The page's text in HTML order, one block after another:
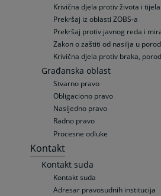
Krivična djela protiv života i tijela
Prekršaj iz oblasti ZOBS-a
Prekršaj protiv javnog reda i
Zakon o zaštiti od nasilja u
Krivična djela protiv braka,
Građanska oblast
Stvarno pravo
Obligaciono pravo
Nasljedno pravo
Radno pravo
Procesne odluke
Kontakt
Kontakt suda
Kontakt suda
Adresar pravosudnih institucija